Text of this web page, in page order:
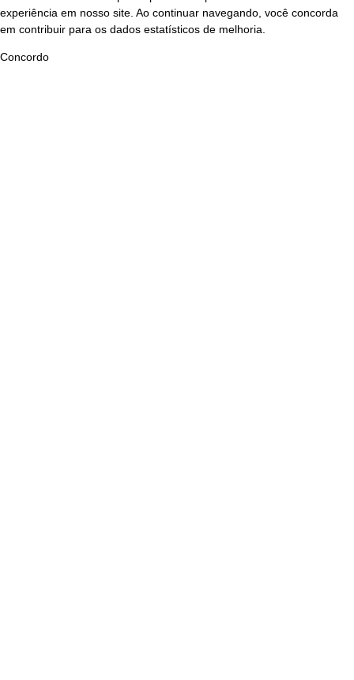
experiência em nosso site. Ao continuar navegando, você concorda
em contribuir para os dados estatísticos de melhoria.
Concordo